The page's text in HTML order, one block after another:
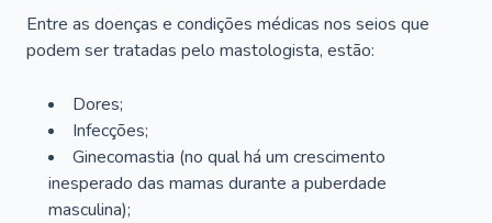
Entre as doenças e condições médicas nos seios que
podem ser tratadas pelo mastologista, estão:
Dores;
Infecções;
Ginecomastia (no qual há um crescimento
inesperado das mamas durante a puberdade
masculina);